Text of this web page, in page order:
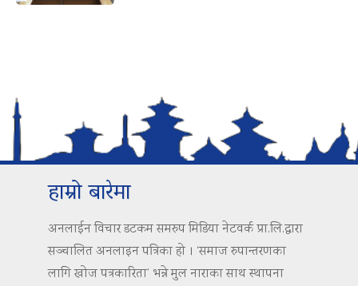
हाम्रो बारेमा
अनलाईन विचार डटकम समरुप मिडिया नेटवर्क प्रा.लि.द्वारा
सञ्चालित अनलाइन पत्रिका हो । ‘समाज रुपान्तरणका
लागि खोज पत्रकारिता’ भन्ने मुल नाराका साथ स्थापना